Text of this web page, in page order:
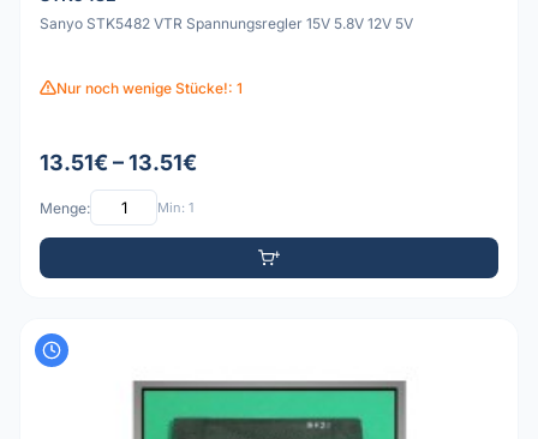
Sanyo STK5482 VTR Spannungsregler 15V 5.8V 12V 5V
Nur noch wenige Stücke!: 1
13.51€ – 13.51€
Menge: Min: 1